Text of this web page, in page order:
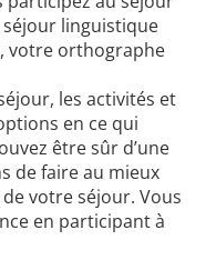
linguistique
votre orthographe
les activités et
en ce qui
être sûr d’une
de faire au mieux
votre séjour. Vous
en participant à